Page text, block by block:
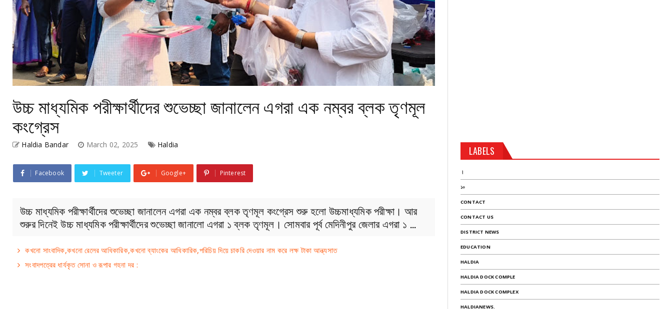
উচ্চ মাধ্যমিক পরীক্ষার্থীদের শুভেচ্ছা জানালেন এগরা এক নম্বর ব্লক তৃণমূল
কংগ্রেস
Haldia Bandar March 02, 2025 Haldia
Facebook Tweeter Google+ Pinterest
উচ্চ মাধ্যমিক পরীক্ষার্থীদের শুভেচ্ছা জানালেন এগরা এক নম্বর ব্লক তৃণমূল কংগ্রেস শুরু হলো উচ্চমাধ্যমিক পরীক্ষা। আর
শুরুর দিনেই উচ্চ মাধ্যমিক পরীক্ষার্থীদের শুভেচ্ছা জানালো এগরা ১ ব্লক তৃণমূল। সোমবার পূর্ব মেদিনীপুর জেলার এগরা ১ …
কখনো সাংবাদিক,কখনো রেলের আধিকারিক,কখনো ব্যাংকের আধিকারিক,পরিচিয় দিয়ে চাকরি দেওয়ার নাম করে লক্ষ টাকা আন্ত্যসাত
সংবাদপত্রের ধার্যকৃত সোনা ও রূপার গহনা দর :
LABELS
।
১০
CONTACT
CONTACT US
DISTRICT NEWS
EDUCATION
HALDIA
HALDIA DOCK COMPLE
HALDIA DOCK COMPLEX
HALDIANEWS.